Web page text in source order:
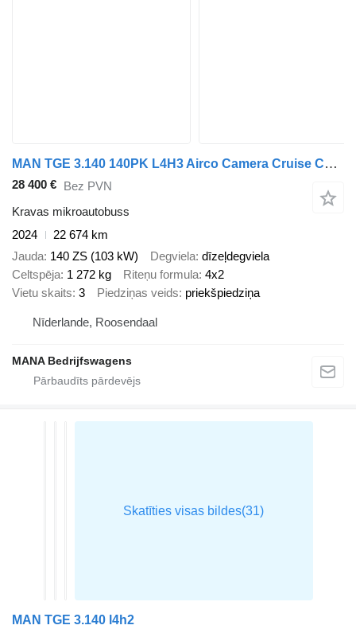
MAN TGE 3.140 140PK L4H3 Airco Camera Cruise Carplay
28 400 € Bez PVN
Kravas mikroautobuss
2024
22 674 km
Jauda 140 ZS (103 kW) Degviela dīzeļdegviela
Celtspēja 1 272 kg Riteņu formula 4x2
Vietu skaits 3 Piedziņas veids priekšpiedziņa
Nīderlande, Roosendaal
MANA Bedrijfswagens
MAN TGE 3.140 l4h2